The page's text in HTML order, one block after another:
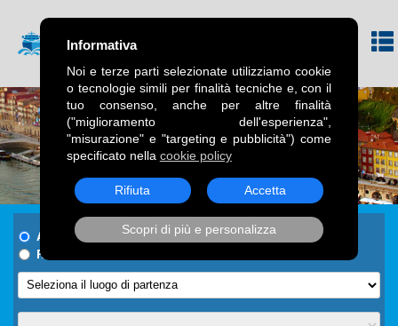
Informativa
Noi e terze parti selezionate utilizziamo cookie
o tecnologie simili per finalità tecniche e, con il
tuo consenso, anche per altre finalità
("miglioramento dell'esperienza",
"misurazione" e "targeting e pubblicità") come
specificato nella cookie policy
Rifiuta Accetta
Scopri di più e personalizza